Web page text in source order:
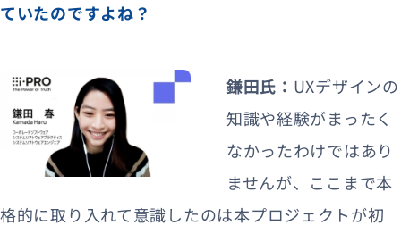
ていたのですよね？
鎌田氏： UXデザインの
知識や経験がまったく
なかったわけではあり
ませんが、ここまで本
格的に取り入れて意識したのは本プロジェクトが初